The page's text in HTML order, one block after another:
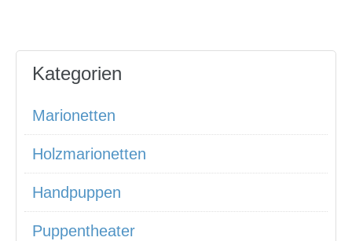
Kategorien
Marionetten
Holzmarionetten
Handpuppen
Puppentheater